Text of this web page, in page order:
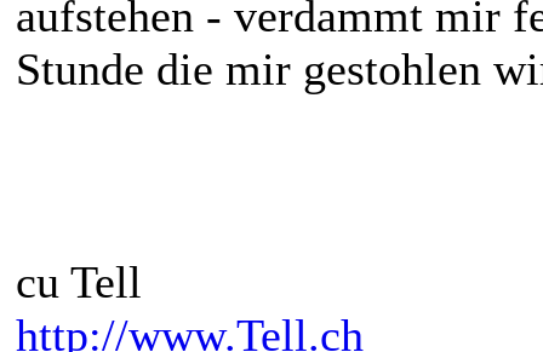
aufstehen - verdammt mir
Stunde die mir gestohlen
cu Tell
http://www.Tell.ch